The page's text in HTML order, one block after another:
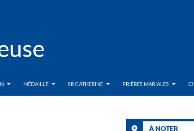
MÉDAILLE SR CATHERINE PRIÈRES MARIALES
À NOTER